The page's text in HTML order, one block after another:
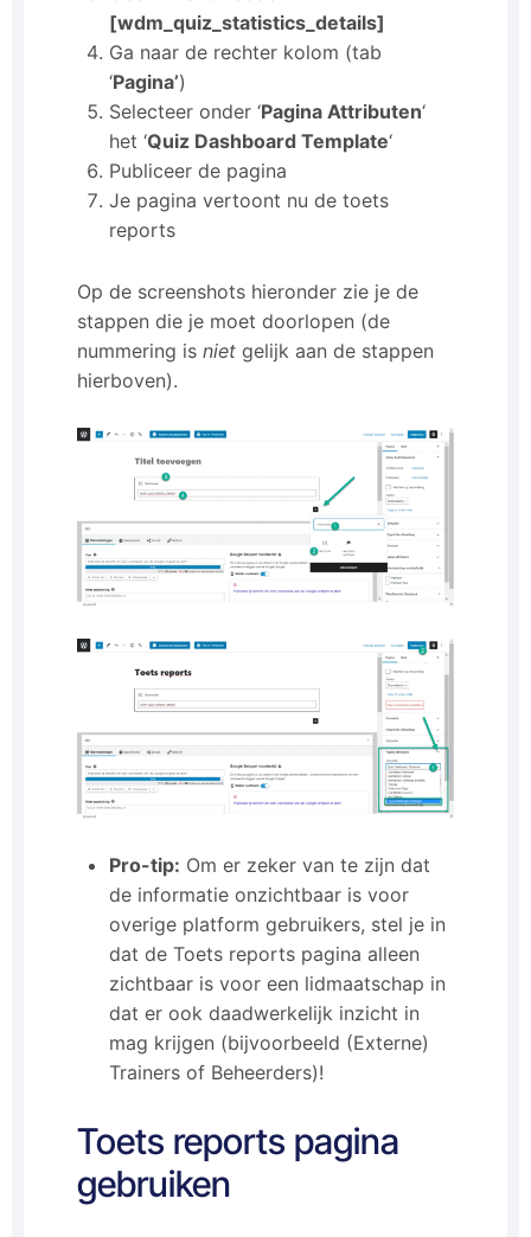
[wdm_quiz_statistics_details]
Ga naar de rechter kolom (tab
‘Pagina’)
Selecteer onder ‘Pagina Attributen‘
het ‘Quiz Dashboard Template‘
Publiceer de pagina
Je pagina vertoont nu de toets
reports
Op de screenshots hieronder zie je de
stappen die je moet doorlopen (de
nummering is niet gelijk aan de stappen
hierboven).
Pro-tip: Om er zeker van te zijn dat
de informatie onzichtbaar is voor
overige platform gebruikers, stel je in
dat de Toets reports pagina alleen
zichtbaar is voor een lidmaatschap in
dat er ook daadwerkelijk inzicht in
mag krijgen (bijvoorbeeld (Externe)
Trainers of Beheerders)!
Toets reports pagina
gebruiken